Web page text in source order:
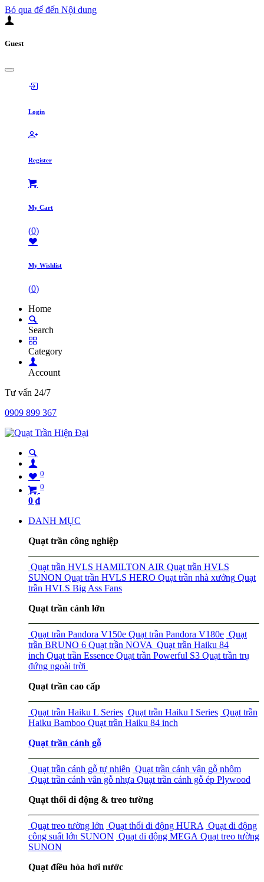
Bỏ qua để đến Nội dung
Guest
Login
Register
My Cart
(0)
My Wishlist
(0)
Home
Search
Category
Account
Tư vấn 24/7
0909 899 367
0
0
0 ₫
DANH MỤC
Quạt trần công nghiệp
Quạt trần HVLS HAMILTON AIR Quạt trần HVLS
SUNON Quạt trần HVLS HERO Quạt trần nhà xưởng Quạt
trần HVLS Big Ass Fans
Quạt trần cánh lớn
Quạt trần Pandora V150e Quạt trần Pandora V180e Quạt
trần BRUNO 6 Quạt trần NOVA Quạt trần Haiku 84
inch Quạt trần Essence Quạt trần Powerful S3 Quạt trần trụ
đứng ngoài trời
Quạt trần cao cấp
Quạt trần Haiku L Series Quạt trần Haiku I Series Quạt trần
Haiku Bamboo Quạt trần Haiku 84 inch
Quạt trần cánh gỗ
Quạt trần cánh gỗ tự nhiên Quạt trần cánh vân gỗ nhôm
Quạt trần cánh vân gỗ nhựa Quạt trần cánh gỗ ép Plywood
Quạt thổi di động & treo tường
Quạt treo tường lớn Quạt thổi di động HURA Quạt di động
công suất lớn SUNON Quạt di động MEGA Quạt treo tường
SUNON
Quạt điều hòa hơi nước